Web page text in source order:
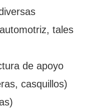
tales
de apoyo
casquillos)